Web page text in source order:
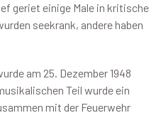
geriet einige Male in kritische
seekrank, andere haben
am 25. Dezember 1948
Teil wurde ein
mit der Feuerwehr